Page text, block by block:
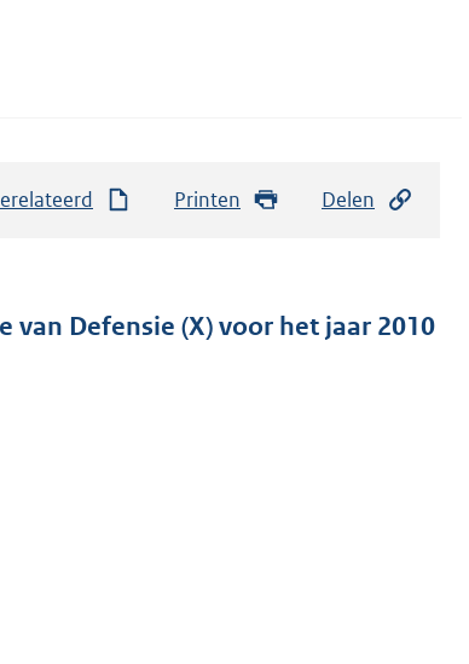
Printen Delen
Defensie (X) voor het jaar 2010